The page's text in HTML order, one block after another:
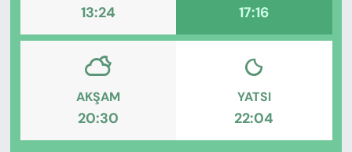
13:24 17:16
AKŞAM
20:30
YATSI
22:04
SİYASET
VAN VE DİYARBAKIR HABERLERİ